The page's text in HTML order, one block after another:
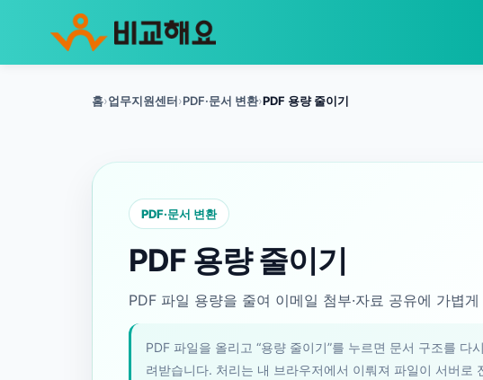
홈 업무지원센터 PDF·문서 변환 PDF 용량 줄이기
PDF·문서 변환
PDF 용량 줄이기
PDF 파일 용량을 줄여 이메일 첨부·자료 공유에 가볍
PDF 파일을 올리고 “용량 줄이기”를 누르면 문서 구조를 다
려받습니다. 처리는 내 브라우저에서 이뤄져 파일이 서버로